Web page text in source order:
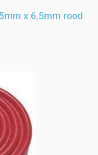
x 6,5mm rood